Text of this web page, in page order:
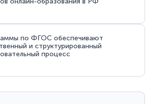
по ФГОС обеспечивают
и структурированный
процесс